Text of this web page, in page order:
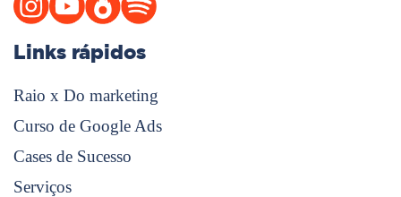
Links rápidos
Raio x Do marketing
Curso de Google Ads
Cases de Sucesso
Serviços